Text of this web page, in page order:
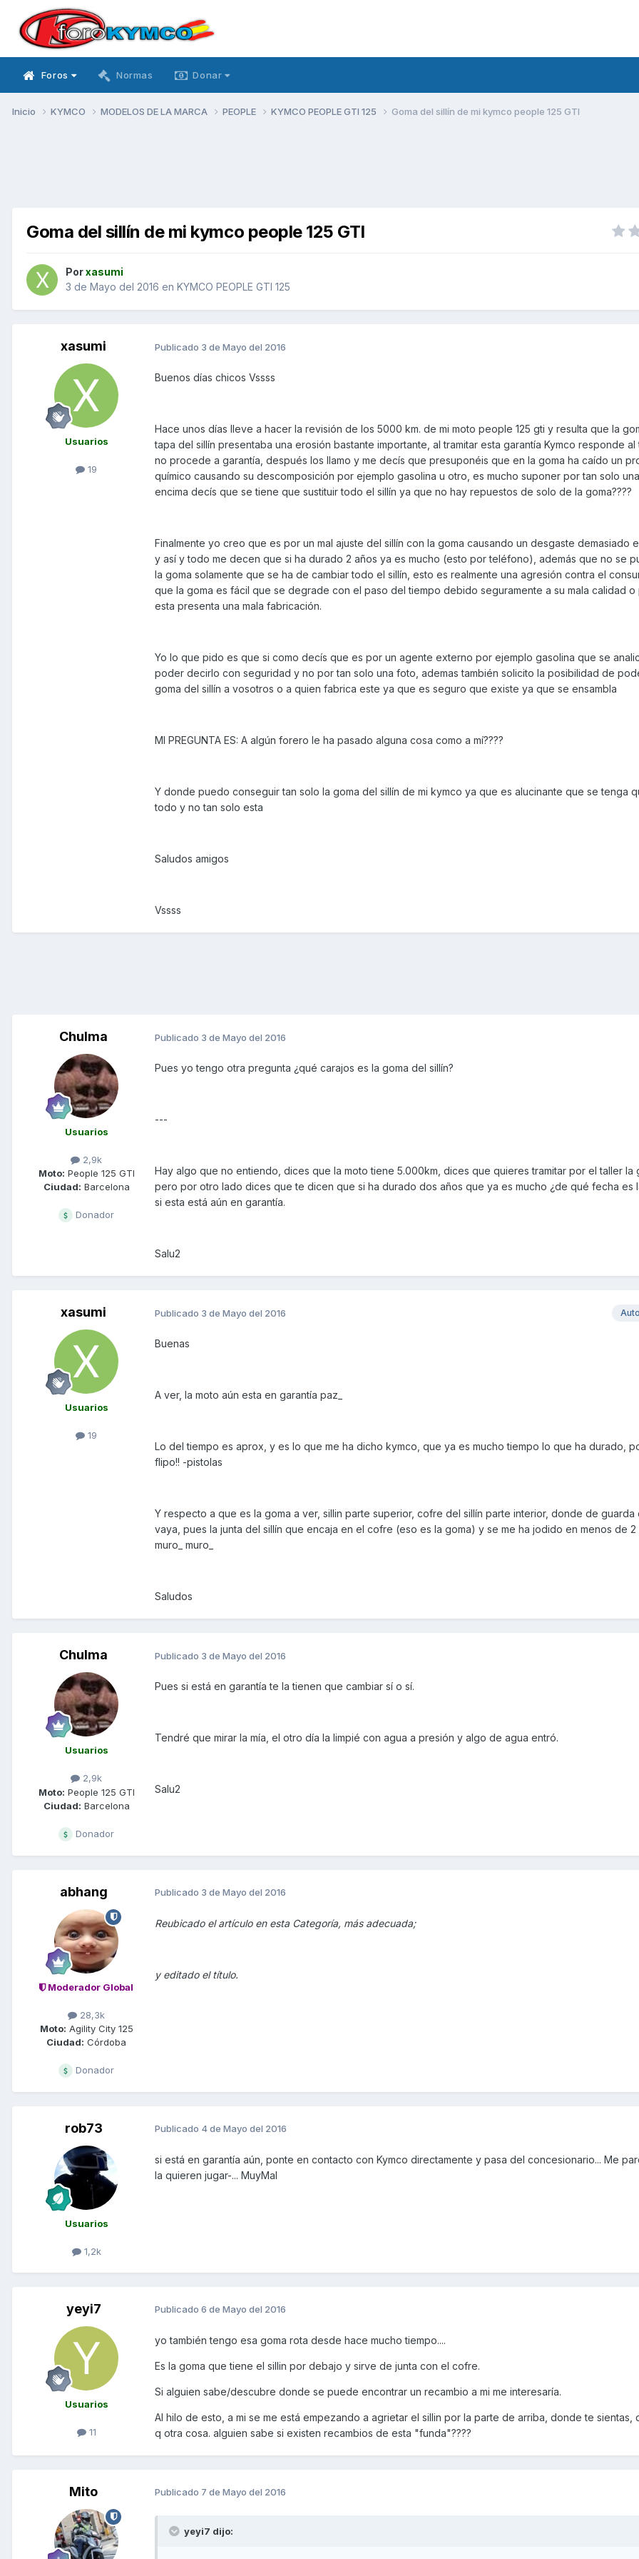
Foros Normas Donar
Inicio KYMCO MODELOS DE LA MARCA PEOPLE KYMCO PEOPLE GTI 125 Goma del sillín de mi kymco people 125 GTI
Goma del sillín de mi kymco people 125 GTI
Porxasumi
3 de Mayo del 2016 en KYMCO PEOPLE GTI 125
xasumi
Usuarios
19
Publicado 3 de Mayo del 2016
Buenos días chicos Vssss
Hace unos días lleve a hacer la revisión de los 5000 km. de mi moto people 125 gti y resulta que la
tapa del sillín presentaba una erosión bastante importante, al tramitar esta garantía Kymco responde al
no procede a garantía, después los llamo y me decís que presuponéis que en la goma ha caído un
químico causando su descomposición por ejemplo gasolina u otro, es mucho suponer por tan solo
encima decís que se tiene que sustituir todo el sillín ya que no hay repuestos de solo de la goma????
Finalmente yo creo que es por un mal ajuste del sillín con la goma causando un desgaste demasiado
y así y todo me decen que si ha durado 2 años ya es mucho (esto por teléfono), además que no se
la goma solamente que se ha de cambiar todo el sillín, esto es realmente una agresión contra el
que la goma es fácil que se degrade con el paso del tiempo debido seguramente a su mala calidad o
esta presenta una mala fabricación.
Yo lo que pido es que si como decís que es por un agente externo por ejemplo gasolina que se
poder decirlo con seguridad y no por tan solo una foto, ademas también solicito la posibilidad de
goma del sillín a vosotros o a quien fabrica este ya que es seguro que existe ya que se ensambla
MI PREGUNTA ES: A algún forero le ha pasado alguna cosa como a mí????
Y donde puedo conseguir tan solo la goma del sillín de mi kymco ya que es alucinante que se tenga
todo y no tan solo esta
Saludos amigos
Vssss
Chulma
Usuarios
2,9k
Moto: People 125 GTI
Ciudad: Barcelona
Donador
Publicado 3 de Mayo del 2016
Pues yo tengo otra pregunta ¿qué carajos es la goma del sillín?
---
Hay algo que no entiendo, dices que la moto tiene 5.000km, dices que quieres tramitar por el taller la
pero por otro lado dices que te dicen que si ha durado dos años que ya es mucho ¿de qué fecha es
si esta está aún en garantía.
Salu2
xasumi
Usuarios
19
Publicado 3 de Mayo del 2016
Buenas
A ver, la moto aún esta en garantía paz_
Lo del tiempo es aprox, y es lo que me ha dicho kymco, que ya es mucho tiempo lo que ha durado,
flipo!! -pistolas
Y respecto a que es la goma a ver, sillin parte superior, cofre del sillín parte interior, donde de guarda
vaya, pues la junta del sillín que encaja en el cofre (eso es la goma) y se me ha jodido en menos de 2
muro_ muro_
Saludos
Chulma
Usuarios
2,9k
Moto: People 125 GTI
Ciudad: Barcelona
Donador
Publicado 3 de Mayo del 2016
Pues si está en garantía te la tienen que cambiar sí o sí.
Tendré que mirar la mía, el otro día la limpié con agua a presión y algo de agua entró.
Salu2
abhang
Moderador Global
28,3k
Moto: Agility City 125
Ciudad: Córdoba
Donador
Publicado 3 de Mayo del 2016
Reubicado el artículo en esta Categoría, más adecuada;
y editado el título.
rob73
Usuarios
1,2k
Publicado 4 de Mayo del 2016
si está en garantía aún, ponte en contacto con Kymco directamente y pasa del concesionario... Me
la quieren jugar-... MuyMal
yeyi7
Usuarios
11
Publicado 6 de Mayo del 2016
yo también tengo esa goma rota desde hace mucho tiempo....
Es la goma que tiene el sillin por debajo y sirve de junta con el cofre.
Si alguien sabe/descubre donde se puede encontrar un recambio a mi me interesaría.
Al hilo de esto, a mi se me está empezando a agrietar el sillin por la parte de arriba, donde te sientas,
q otra cosa. alguien sabe si existen recambios de esta "funda"????
Mito Publicado 7 de Mayo del 2016
yeyi7 dijo: